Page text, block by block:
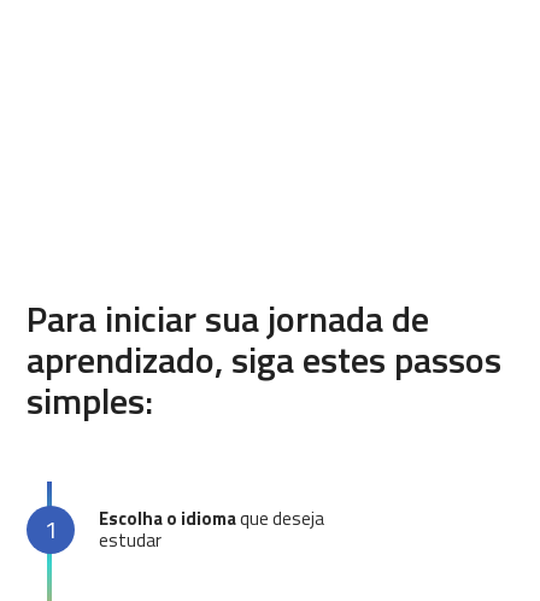
Para iniciar sua jornada de
aprendizado, siga estes passos
simples:
1 Escolha o idiomaque deseja
estudar